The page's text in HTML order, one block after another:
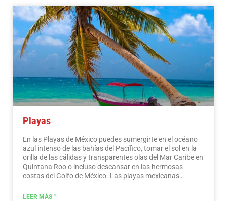
encontrarás lugares llenos de cultura y tradición, donde
podrás disfrutar de unas vacaciones relajantes,
interesantes y divertidas. En tu viaje por México, no
puedes dejar de comprar recuerdos; la artesanía que se
elabora aquí es de la más alta calidad y reconocida
mundialmente. ¡No te pierdas una ruta de compras!
Playas
En las Playas de México puedes sumergirte en el océano
azul intenso de las bahías del Pacífico, tomar el sol en la
orilla de las cálidas y transparentes olas del Mar Caribe en
Quintana Roo o incluso descansar en las hermosas
costas del Golfo de México. Las playas mexicanas
visitarlos, además de disfrutar del excelente clima y las
LEER MÁS "